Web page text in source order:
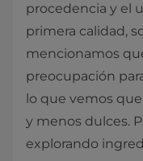
procedencia y el
primera calidad,
mencionamos
preocupación
lo que vemos
y menos dulces.
explorando